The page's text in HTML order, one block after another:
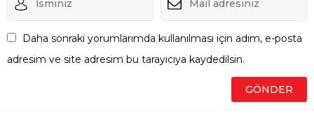
Daha sonraki yorumlarımda kullanılması için adım, e-posta
adresim ve site adresim bu tarayıcıya kaydedilsin.